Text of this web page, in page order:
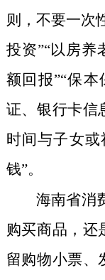
则，不要一次
投资”“以房养
额回报”“保
证、银行卡信
时间与子女
钱”。
海南省消
购买商品，还
留购物小票、